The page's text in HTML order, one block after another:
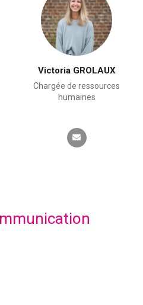
Victoria GROLAUX
Chargée de ressources
humaines